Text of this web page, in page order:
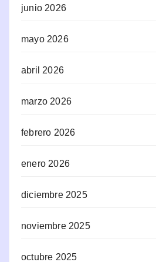
junio 2026
mayo 2026
abril 2026
marzo 2026
febrero 2026
enero 2026
diciembre 2025
noviembre 2025
octubre 2025